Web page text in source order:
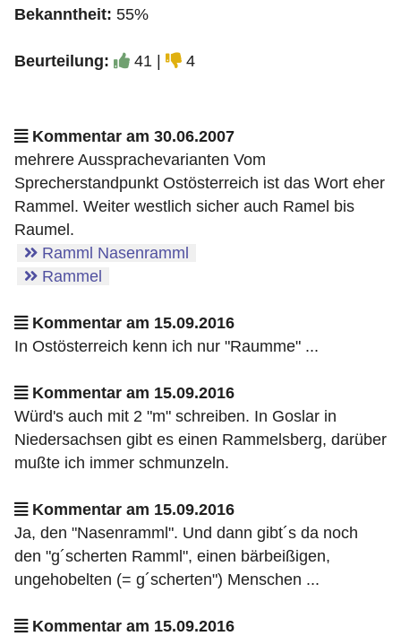
Bekanntheit: 55%
Beurteilung: 41 | 4
Kommentar am 30.06.2007
mehrere Aussprachevarianten Vom
Sprecherstandpunkt Ostösterreich ist das Wort eher
Rammel. Weiter westlich sicher auch Ramel bis
Raumel.
Ramml Nasenramml
Rammel
Kommentar am 15.09.2016
In Ostösterreich kenn ich nur "Raumme" ...
Kommentar am 15.09.2016
Würd's auch mit 2 "m" schreiben. In Goslar in
Niedersachsen gibt es einen Rammelsberg, darüber
mußte ich immer schmunzeln.
Kommentar am 15.09.2016
Ja, den "Nasenramml". Und dann gibt´s da noch
den "g´scherten Ramml", einen bärbeißigen,
ungehobelten (= g´scherten") Menschen ...
Kommentar am 15.09.2016